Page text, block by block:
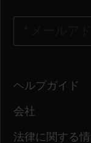
ヘルプガイド
会社
法律に関する